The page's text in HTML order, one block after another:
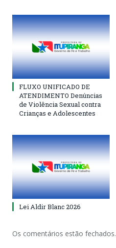
FLUXO UNIFICADO DE
ATENDIMENTO Denúncias
de Violência Sexual contra
Crianças e Adolescentes
Lei Aldir Blanc 2026
Os comentários estão fechados.